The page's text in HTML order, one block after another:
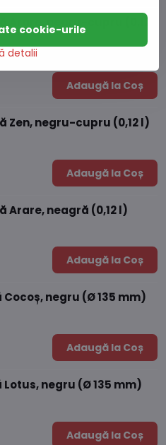
Arare, negru-cupru (0,12
Adaugă la Coș
Zen, negru-cupru (0,12 l)
Adaugă la Coș
Arare, neagră (0,12 l)
Adaugă la Coș
negru (Ø 135 mm)
Adaugă la Coș
negru (Ø 135 mm)
Adaugă la Coș
detalii
cookie-urile